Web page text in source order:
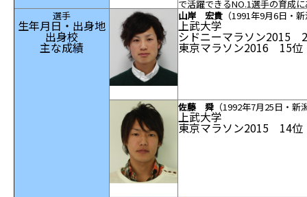
で活躍できるNO.1選手の育成
選手
生年月日・出身地
出身校
主な成績
山岸 宏貴 （1991年9月6日・
上武大学
シドニーマラソン2015
東京マラソン2016 15位
佐藤 舜 （1992年7月25日・新
上武大学
東京マラソン2015 14位